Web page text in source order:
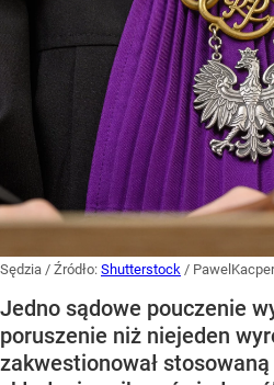
Sędzia / Źródło: Shutterstock /
Jedno sądowe pouczenie
poruszenie niż niejeden
zakwestionował